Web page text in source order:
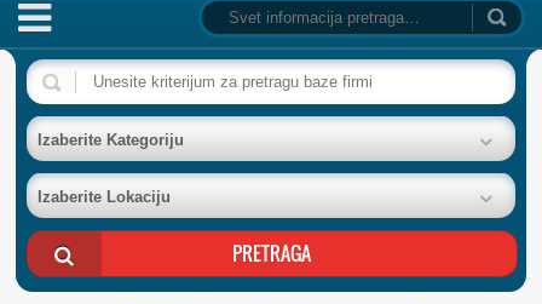
NASLOVNA
BAZA FIRMI
POSLOVNI OGLASI
AKCIJE I KATALOZI
Izaberite Kategoriju
Izaberite Lokaciju